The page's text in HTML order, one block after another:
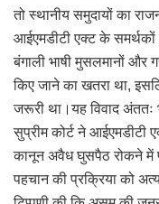
तो स्थानीय समुदायों का
आईएमडीटी एक्ट के
बंगाली भाषी मुसलमानों और
किए जाने का खतरा था,
जरूरी था।यह विवाद अंततः
सुप्रीम कोर्ट ने आईएमडीटी
कानून अवैध घुसपैठ रोकने में
पहचान की प्रक्रिया को